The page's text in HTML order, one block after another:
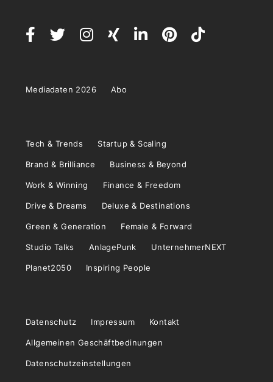
Mediadaten 2026 Abo
Tech & Trends Startup & Scaling
Brand & Brilliance Business & Beyond
Work & Winning Finance & Freedom
Drive & Dreams Deluxe & Destinations
Green & Generation Female & Forward
Studio Talks AnlagePunk UnternehmerNEXT
Planet2050 Inspiring People
Datenschutz Impressum Kontakt
Allgemeinen Geschäftbedinungen
Datenschutzeinstellungen